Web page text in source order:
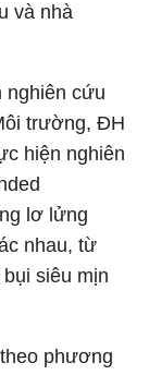
và nhà
nghiên cứu
trường, ĐH
hiện nghiên
lơ lửng
nhau, từ
siêu mịn
phương